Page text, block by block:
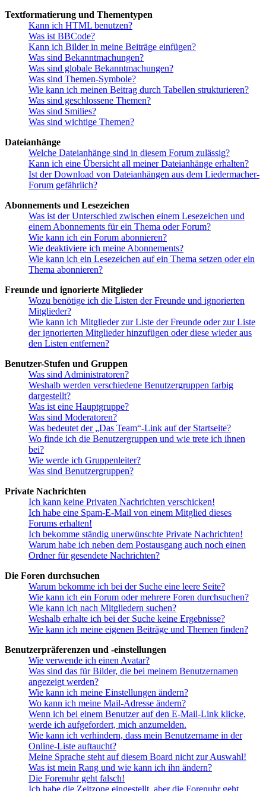
Textformatierung und Thementypen
Kann ich HTML benutzen?
Was ist BBCode?
Kann ich Bilder in meine Beiträge einfügen?
Was sind Bekanntmachungen?
Was sind globale Bekanntmachungen?
Was sind Themen-Symbole?
Wie kann ich meinen Beitrag durch Tabellen strukturieren?
Was sind geschlossene Themen?
Was sind Smilies?
Was sind wichtige Themen?
Dateianhänge
Welche Dateianhänge sind in diesem Forum zulässig?
Kann ich eine Übersicht all meiner Dateianhänge erhalten?
Ist der Download von Dateianhängen aus dem Liedermacher-
Forum gefährlich?
Abonnements und Lesezeichen
Was ist der Unterschied zwischen einem Lesezeichen und
einem Abonnements für ein Thema oder Forum?
Wie kann ich ein Forum abonnieren?
Wie deaktiviere ich meine Abonnements?
Wie kann ich ein Lesezeichen auf ein Thema setzen oder ein
Thema abonnieren?
Freunde und ignorierte Mitglieder
Wozu benötige ich die Listen der Freunde und ignorierten
Mitglieder?
Wie kann ich Mitglieder zur Liste der Freunde oder zur Liste
der ignorierten Mitglieder hinzufügen oder diese wieder aus
den Listen entfernen?
Benutzer-Stufen und Gruppen
Was sind Administratoren?
Weshalb werden verschiedene Benutzergruppen farbig
dargestellt?
Was ist eine Hauptgruppe?
Was sind Moderatoren?
Was bedeutet der „Das Team“-Link auf der Startseite?
Wo finde ich die Benutzergruppen und wie trete ich ihnen
bei?
Wie werde ich Gruppenleiter?
Was sind Benutzergruppen?
Private Nachrichten
Ich kann keine Privaten Nachrichten verschicken!
Ich habe eine Spam-E-Mail von einem Mitglied dieses
Forums erhalten!
Ich bekomme ständig unerwünschte Private Nachrichten!
Warum habe ich neben dem Postausgang auch noch einen
Ordner für gesendete Nachrichten?
Die Foren durchsuchen
Warum bekomme ich bei der Suche eine leere Seite?
Wie kann ich ein Forum oder mehrere Foren durchsuchen?
Wie kann ich nach Mitgliedern suchen?
Weshalb erhalte ich bei der Suche keine Ergebnisse?
Wie kann ich meine eigenen Beiträge und Themen finden?
Benutzerpräferenzen und -einstellungen
Wie verwende ich einen Avatar?
Was sind das für Bilder, die bei meinem Benutzernamen
angezeigt werden?
Wie kann ich meine Einstellungen ändern?
Wo kann ich meine Mail-Adresse ändern?
Wenn ich bei einem Benutzer auf den E-Mail-Link klicke,
werde ich aufgefordert, mich anzumelden.
Wie kann ich verhindern, dass mein Benutzername in der
Online-Liste auftaucht?
Meine Sprache steht auf diesem Board nicht zur Auswahl!
Was ist mein Rang und wie kann ich ihn ändern?
Die Forenuhr geht falsch!
Ich habe die Zeitzone eingestellt, aber die Forenuhr geht